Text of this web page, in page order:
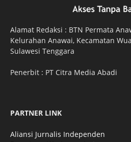
Alamat Redaksi : BTN Permata
Kelurahan Anawai, Kecamatan
Sulawesi Tenggara
Penerbit : PT Citra Media Abadi
PARTNER LINK
Aliansi Jurnalis Independen